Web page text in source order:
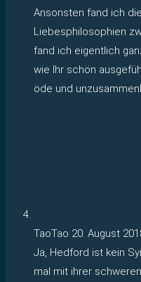
Ansonsten fand ich
Liebesphilosophien
fand ich eigentlich
wie Ihr schön
öde und
TaoTao 20. August
Ja, Hedford ist kein
mal mit ihrer